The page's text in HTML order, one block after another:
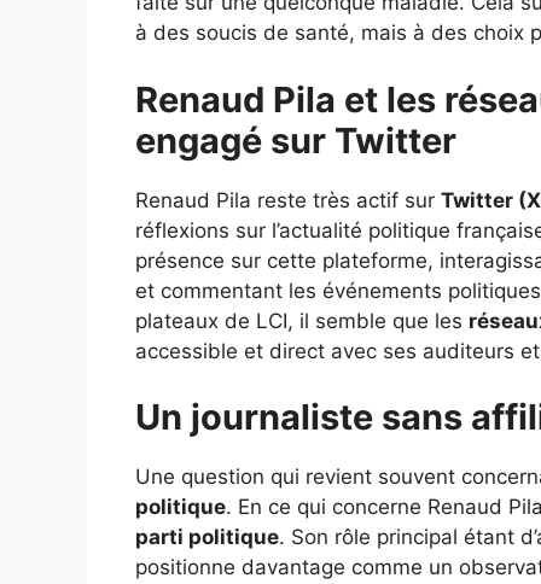
à des soucis de santé, mais à des choix
Renaud Pila et les
engagé sur Twitter
Renaud Pila reste très actif sur Twitter
réflexions sur l’actualité politique
présence sur cette plateforme,
et commentant les événements
plateaux de LCI, il semble que les
accessible et direct avec ses auditeurs
Un journaliste sans
Une question qui revient souvent
politique. En ce qui concerne Renaud
parti politique. Son rôle principal étant
positionne davantage comme un